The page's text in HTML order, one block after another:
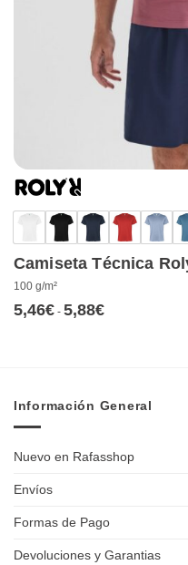
Camiseta Técnica
100 g/m²
5,46€ - 5,88€Rango
de
Información General
Nuevo en Rafasshop
Envíos
Formas de Pago
Devoluciones y Garantias